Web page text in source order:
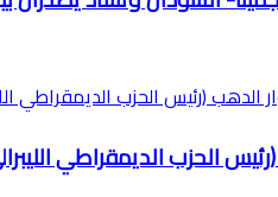
الحزب الديمقراطي